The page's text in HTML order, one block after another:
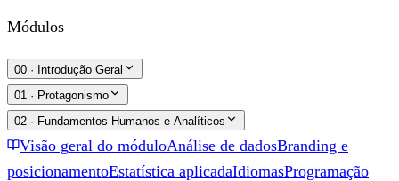
Módulos
00 · Introdução Geral
01 · Protagonismo
02 · Fundamentos Humanos e Analíticos
Visão geral do móduloAnálise de dadosBranding e
posicionamentoEstatística aplicadaIdiomasProgramação